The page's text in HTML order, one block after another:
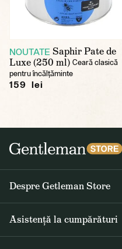
NOUTATE Saphir Pate de
Luxe (250 ml) Ceară clasică
pentru încălțăminte
159 lei
Despre Getleman Store
Asistență la cumpărături